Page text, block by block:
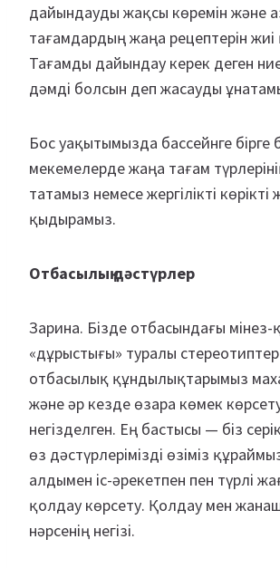
дайындауды жақсы көремін және
тағамдардың жаңа рецептерін
Тағамды дайындау керек деген
дәмді болсын деп жасауды
Бос уақытымызда бассейнге бірге
мекемелерде жаңа тағам
татамыз немесе жергілікті
қыдырамыз.
Отбасылық дәстүрлер
Зарина. Бізде отбасындағы
«дұрыстығы» туралы
отбасылық құндылықтарымыз
және әр кезде өзара көмек
негізделген. Ең бастысы — біз
өз дәстүрлерімізді өзіміз
алдымен іс-әрекетпен пен түрлі
қолдау көрсету. Қолдау мен
нәрсенің негізі.